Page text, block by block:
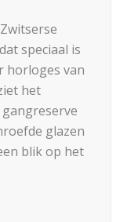
speciaal is
horloges van
het
glazen
blik op het